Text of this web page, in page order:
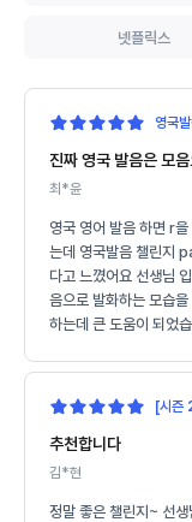
넷플릭스
영국
진짜 영국 발음은 모
최*윤
영국 영어 발음 하면 r
는데 영국발음 챌린지
다고 느꼈어요 선생님
음으로 발화하는 모습
하는데 큰 도움이 되었
[시즌
추천합니다
김*현
정말 좋은 챌린지~ 선